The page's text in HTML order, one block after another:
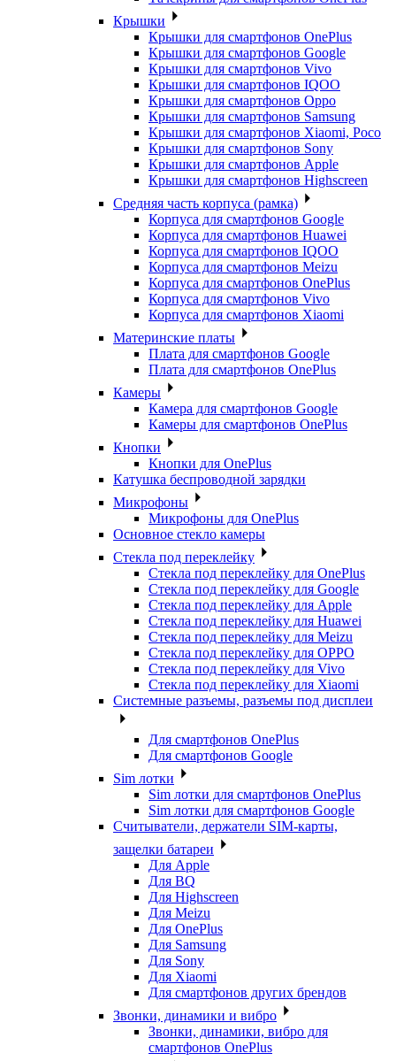
Крышки
Крышки для смартфонов OnePlus
Крышки для смартфонов Google
Крышки для смартфонов Vivo
Крышки для смартфонов IQOO
Крышки для смартфонов Oppo
Крышки для смартфонов Samsung
Крышки для смартфонов Xiaomi, Poco
Крышки для смартфонов Sony
Крышки для смартфонов Apple
Крышки для смартфонов Highscreen
Средняя часть корпуса (рамка)
Корпуса для смартфонов Google
Корпуса для смартфонов Huawei
Корпуса для смартфонов IQOO
Корпуса для смартфонов Meizu
Корпуса для смартфонов OnePlus
Корпуса для смартфонов Vivo
Корпуса для смартфонов Xiaomi
Материнские платы
Плата для смартфонов Google
Плата для смартфонов OnePlus
Камеры
Камера для смартфонов Google
Камеры для смартфонов OnePlus
Кнопки
Кнопки для OnePlus
Катушка беспроводной зарядки
Микрофоны
Микрофоны для OnePlus
Основное стекло камеры
Стекла под переклейку
Стекла под переклейку для OnePlus
Стекла под переклейку для Google
Стекла под переклейку для Apple
Стекла под переклейку для Huawei
Стекла под переклейку для Meizu
Стекла под переклейку для OPPO
Стекла под переклейку для Vivo
Стекла под переклейку для Xiaomi
Системные разъемы, разъемы под дисплеи
Для смартфонов OnePlus
Для смартфонов Google
Sim лотки
Sim лотки для смартфонов OnePlus
Sim лотки для смартфонов Google
Считыватели, держатели SIM-карты,
защелки батареи
Для Apple
Для BQ
Для Highscreen
Для Meizu
Для OnePlus
Для Samsung
Для Sony
Для Xiaomi
Для смартфонов других брендов
Звонки, динамики и вибро
Звонки, динамики, вибро для
смартфонов OnePlus